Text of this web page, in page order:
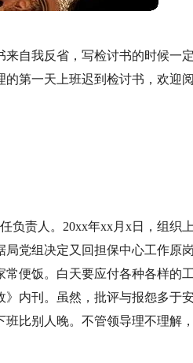
自我反省，写检讨书的时候一
第一天上班迟到检讨书，欢迎
负责人。20xx年xx月x日，组织
党组决定又回担保中心工作原
便饭。白天要应付各种各样的工
内刊。虽然，批评与报怨多于
比别人晚。不管领导理不理解